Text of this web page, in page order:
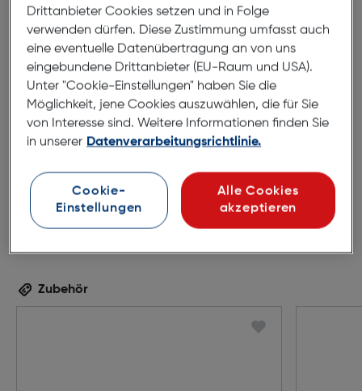
17mm
52mm
140mm
Zubehör
Drittanbieter Cookies setzen und in Folge
verwenden dürfen. Diese Zustimmung umfasst auch
eine eventuelle Datenübertragung an von uns
eingebundene Drittanbieter (EU-Raum und USA).
Unter "Cookie-Einstellungen" haben Sie die
Möglichkeit, jene Cookies auszuwählen, die für Sie
von Interesse sind. Weitere Informationen finden Sie
in unserer Datenverarbeitungsrichtlinie.
Cookie-
Einstellungen
Alle Cookies
akzeptieren